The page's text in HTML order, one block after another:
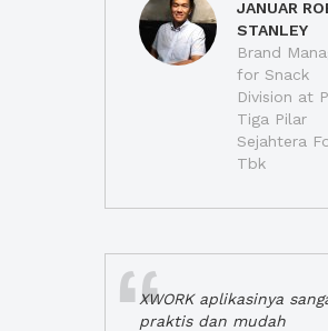
JANUAR
STANLEY
Brand
for Snack
Division at
Tiga Pilar
Sejahtera
Tbk
XWORK aplikasinya
praktis dan mudah